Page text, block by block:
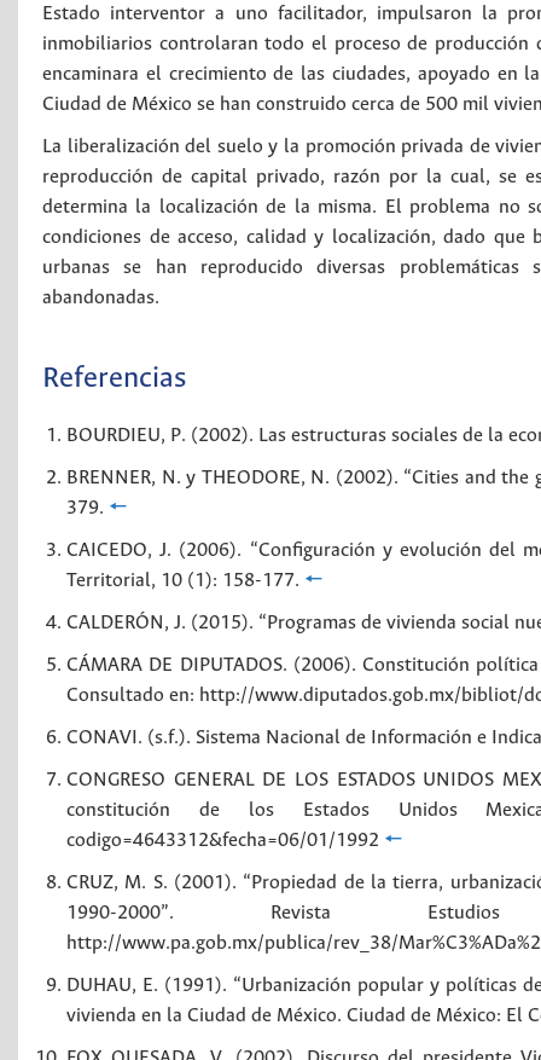
Estado interventor a uno facilitador, impulsaron la
inmobiliarios controlaran todo el proceso de producción
encaminara el crecimiento de las ciudades, apoyado
Ciudad de México se han construido cerca de 500 mil
La liberalización del suelo y la promoción privada de
reproducción de capital privado, razón por la cual, se
determina la localización de la misma. El problema no
condiciones de acceso, calidad y localización, dado
urbanas se han reproducido diversas problemáticas
abandonadas.
Referencias
BOURDIEU, P. (2002). Las estructuras sociales de la
BRENNER, N. y THEODORE, N. (2002). “Cities and
379. 🠔
CAICEDO, J. (2006). “Configuración y evolución del
Territorial, 10 (1): 158-177. 🠔
CALDERÓN, J. (2015). “Programas de vivienda social
CÁMARA DE DIPUTADOS. (2006). Constitución
Consultado en: http://www.diputados.gob.mx/bibliot/
CONAVI. (s.f.). Sistema Nacional de Información e
CONGRESO GENERAL DE LOS ESTADOS
constitución de los Estados Unidos
codigo=4643312&fecha=06/01/1992 🠔
CRUZ, M. S. (2001). “Propiedad de la tierra,
1990-2000”. Revista
http://www.pa.gob.mx/publica/rev_38/
DUHAU, E. (1991). “Urbanización popular y políticas
vivienda en la Ciudad de México. Ciudad de México: El